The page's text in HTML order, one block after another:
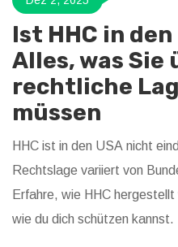
Ist HHC in
Alles, was Sie
rechtliche
müssen
HHC ist in den USA nicht
Rechtslage variiert von
Erfahre, wie HHC
wie du dich schützen kannst.